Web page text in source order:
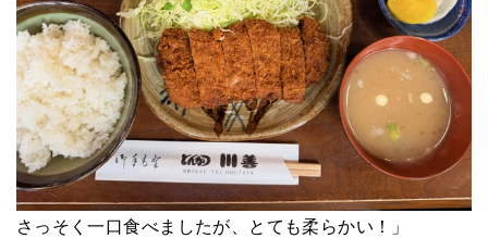
さっそく一口食べましたが、とても柔らかい！」